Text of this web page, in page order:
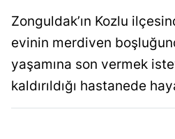
Zonguldak’ın Kozlu
evinin merdiven
yaşamına son vermek
kaldırıldığı hastanede